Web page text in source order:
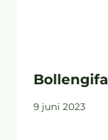
9 juni 2023